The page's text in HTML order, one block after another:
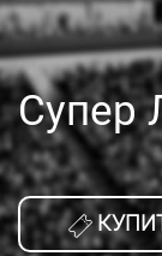
Супер